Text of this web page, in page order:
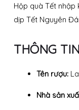
Hộp quà Tết
dịp Tết Nguyên
THÔNG
Tên rượu:
Nhà sản